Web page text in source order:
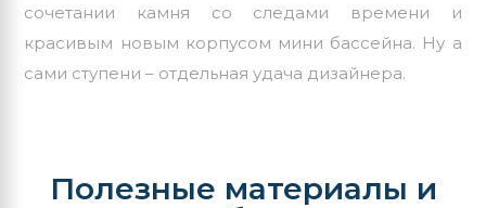
сочетании камня со следами времени и
красивым новым корпусом мини бассейна. Ну а
сами ступени – отдельная удача дизайнера.
Полезные материалы и